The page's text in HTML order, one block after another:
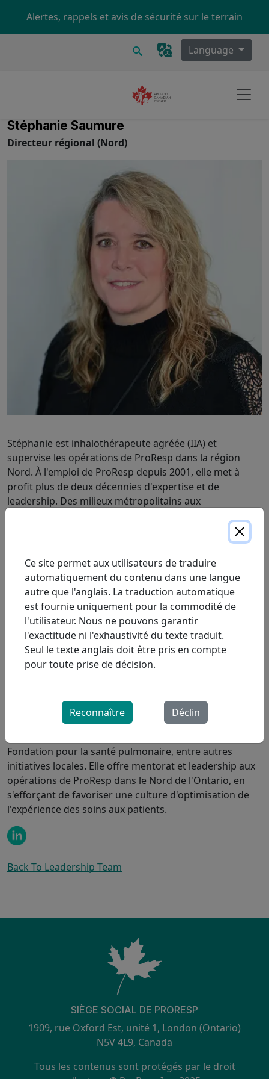
Alertes, rappels et avis de sécurité sur le terrain
RechercheLanguage
Stéphanie Saumure
Directeur régional (Nord)
Stéphanie est inhalothérapeute agréée (IIA) et
supervise les opérations de ProResp dans la région
Nord. À l'emploi de ProResp depuis 2001, elle met à
profit plus de deux décennies d'expertise et de
leadership. Des milieux métropolitains aux
veille à ce que les soins et services de haute qualité de
trouvent.
Diplômée de l'Institut Michener des sciences de la santé
appliquées, Stephanie a débuté sa carrière en
inhalothérapie en tant qu'inhalothérapeute au sein du
Réseau universitaire de santé – Hôpital général de
Toronto en 1993. Elle y a acquis huit ans d'expérience en
soins actifs avant de fonder une petite entreprise où
elle a acquis des compétences en gestion et en
à poursuivre une carrière en développement des
affaires et en leadership clinique chez ProResp.
Fondation pour la santé pulmonaire, entre autres
initiatives locales. Elle offre mentorat et leadership aux
opérations de ProResp dans le Nord de l'Ontario, en
s'efforçant de favoriser une culture d'optimisation de
l'expérience des soins aux patients.
Back To Leadership Team
SIÈGE SOCIAL DE PRORESP
1909, rue Oxford Est, unité 1, London (Ontario)
N5V 4L9, Canada
Tous les contenus sont protégés par le droit
Ce site permet aux utilisateurs de traduire
automatiquement du contenu dans une langue
autre que l'anglais. La traduction automatique
est fournie uniquement pour la commodité de
l'utilisateur. Nous ne pouvons garantir
l'exactitude ni l'exhaustivité du texte traduit.
Seul le texte anglais doit être pris en compte
pour toute prise de décision.
Reconnaître Déclin